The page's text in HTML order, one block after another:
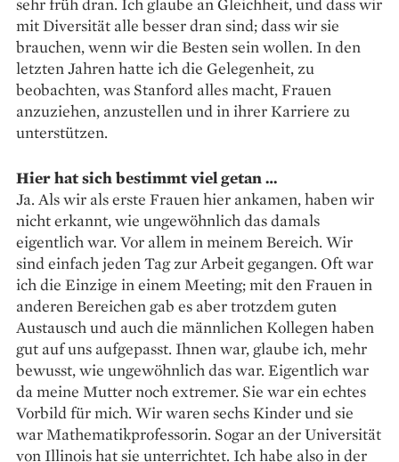
mit Diversität alle besser dran sind; dass wir sie
brauchen, wenn wir die Besten sein wollen. In den
letzten Jahren hatte ich die Gelegenheit, zu
beobachten, was Stanford alles macht, Frauen
anzuziehen, anzustellen und in ihrer Karriere zu
unterstützen.
Hier hat sich bestimmt viel getan …
Ja. Als wir als erste Frauen hier ­ankamen, haben wir
nicht erkannt, wie ungewöhnlich das damals
eigentlich war. Vor allem in meinem Bereich. Wir
sind einfach jeden Tag zur Arbeit gegangen. Oft war
ich die Einzige in einem Meeting; mit den Frauen in
anderen Bereichen gab es aber trotzdem guten
Austausch und auch die männlichen Kollegen ­haben
gut auf uns aufgepasst. Ihnen war, glaube ich, mehr
bewusst, wie ungewöhnlich das war. Eigentlich war
da meine Mutter noch extremer. Sie war ein echtes
Vorbild für mich. Wir waren sechs Kinder und sie
war Mathematikprofessorin. ­Sogar an der Universität
von Illinois hat sie unterrichtet. Ich habe also in der